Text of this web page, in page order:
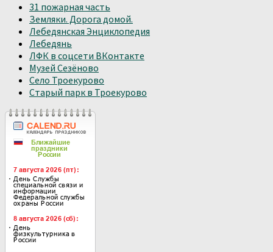
31 пожарная часть
Земляки. Дорога домой.
Лебедянская Энциклопедия
Лебедянь
ЛФК в соцсети ВКонтакте
Музей Сезёново
Село Троекурово
Старый парк в Троекурово